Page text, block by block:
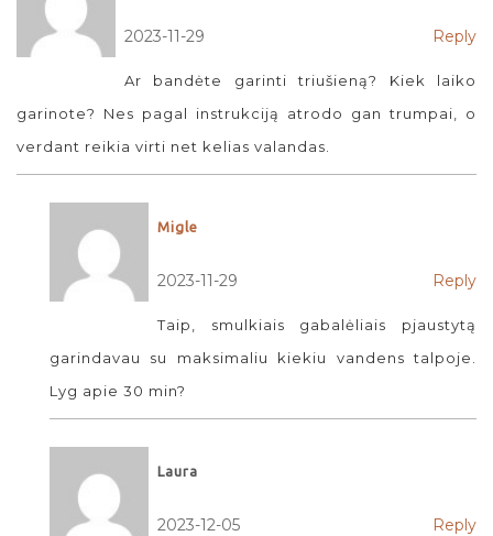
2023-11-29 Reply
Ar bandėte garinti triušieną? Kiek laiko
garinote? Nes pagal instrukciją atrodo gan trumpai, o
verdant reikia virti net kelias valandas.
Migle
2023-11-29 Reply
Taip, smulkiais gabalėliais pjaustytą
garindavau su maksimaliu kiekiu vandens talpoje.
Lyg apie 30 min?
Laura
2023-12-05 Reply